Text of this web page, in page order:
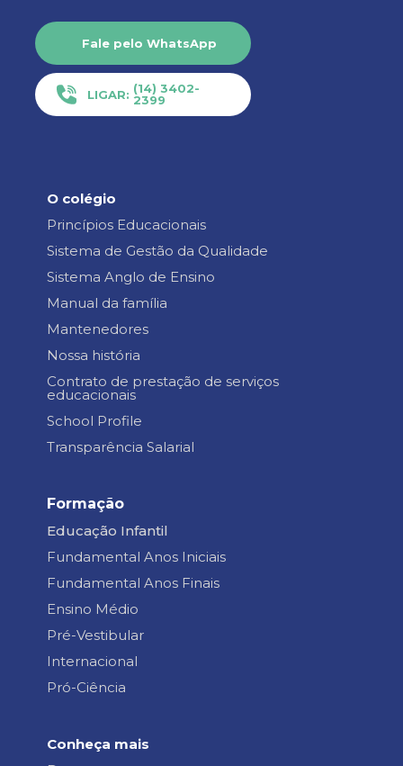
Fale pelo WhatsApp
LIGAR: (14) 3402-
2399
O colégio
Princípios Educacionais
Sistema de Gestão da Qualidade
Sistema Anglo de Ensino
Manual da família
Mantenedores
Nossa história
Contrato de prestação de serviços
educacionais
School Profile
Transparência Salarial
Formação
Educação Infantil
Fundamental Anos Iniciais
Fundamental Anos Finais
Ensino Médio
Pré-Vestibular
Internacional
Pró-Ciência
Conheça mais